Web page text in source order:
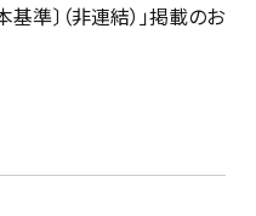
準〕（非連結）」掲載のお